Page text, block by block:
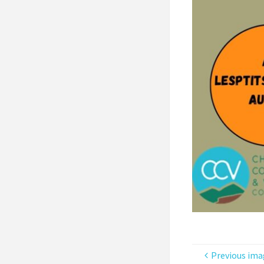
Previous